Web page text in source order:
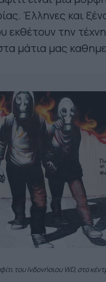
Έλληνες και
εκθέτουν την
μάτια μας
του Ινδονήσιου WD, στο